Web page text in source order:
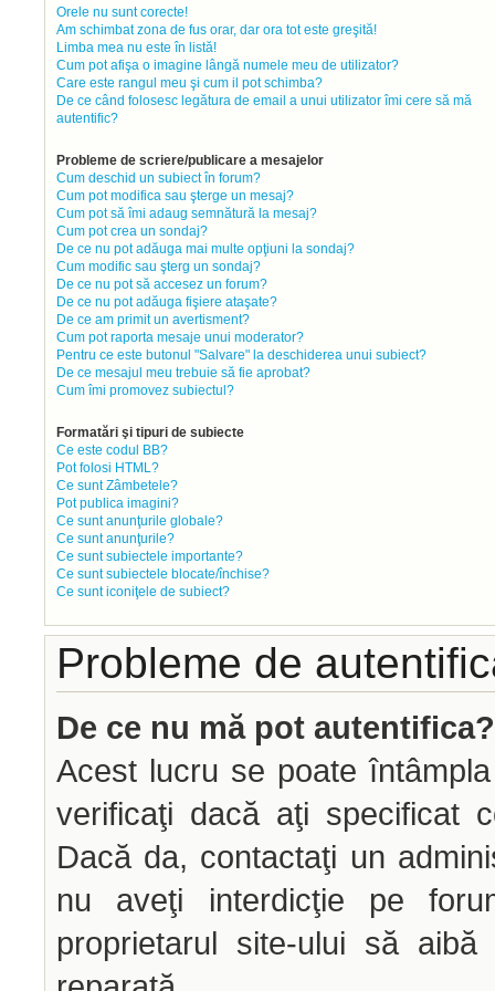
Orele nu sunt corecte!
Am schimbat zona de fus orar, dar ora tot este greşită!
Limba mea nu este în listă!
Cum pot afişa o imagine lângă numele meu de utilizator?
Care este rangul meu şi cum il pot schimba?
De ce când folosesc legătura de email a unui utilizator îmi cere să mă
autentific?
Probleme de scriere/publicare a mesajelor
Cum deschid un subiect în forum?
Cum pot modifica sau şterge un mesaj?
Cum pot să îmi adaug semnătură la mesaj?
Cum pot crea un sondaj?
De ce nu pot adăuga mai multe opţiuni la sondaj?
Cum modific sau şterg un sondaj?
De ce nu pot să accesez un forum?
De ce nu pot adăuga fişiere ataşate?
De ce am primit un avertisment?
Cum pot raporta mesaje unui moderator?
Pentru ce este butonul "Salvare" la deschiderea unui subiect?
De ce mesajul meu trebuie să fie aprobat?
Cum îmi promovez subiectul?
Formatări şi tipuri de subiecte
Ce este codul BB?
Pot folosi HTML?
Ce sunt Zâmbetele?
Pot publica imagini?
Ce sunt anunţurile globale?
Ce sunt anunţurile?
Ce sunt subiectele importante?
Ce sunt subiectele blocate/închise?
Ce sunt iconiţele de subiect?
Probleme de
De ce nu mă pot autentifica?
Acest lucru se poate
verificaţi dacă aţi specificat
Dacă da, contactaţi un
nu aveţi interdicţie pe
proprietarul site-ului să